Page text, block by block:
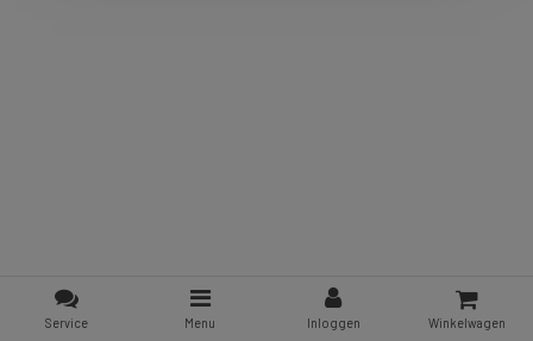
Service Menu Inloggen Winkelwagen